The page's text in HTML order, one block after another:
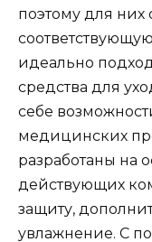
поэтому для них
идеально
средства для
себе
медицинских
разработаны на
действующих
защиту,
увлажнение. С